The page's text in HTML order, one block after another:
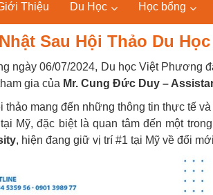
Thiệu Du Học Học bổng
Sau Hội Thảo Du
ngày 06/07/2024, Du học Việt Phương
gia của Mr. Cung Đức Duy –
thảo mang đến những thông tin thực tế
Mỹ, đặc biệt là quan tâm đến một
, hiện đang giữ vị trí #1 tại Mỹ về đổi